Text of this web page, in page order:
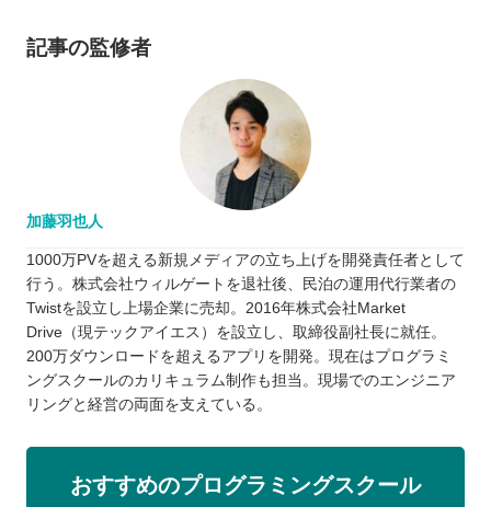
記事の監修者
加藤羽也人
1000万PVを超える新規メディアの立ち上げを開発責任者として
行う。株式会社ウィルゲートを退社後、民泊の運用代行業者の
Twistを設立し上場企業に売却。2016年株式会社Market
Drive（現テックアイエス）を設立し、取締役副社長に就任。
200万ダウンロードを超えるアプリを開発。現在はプログラミ
ングスクールのカリキュラム制作も担当。現場でのエンジニア
リングと経営の両面を支えている。
おすすめのプログラミングスクール